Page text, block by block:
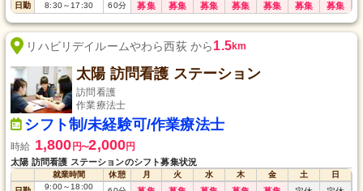
日勤
8:30～17:30 60分 募集 募集 募集 募集 募集 募集 募集
リハビリデイルームやわら西荻 から1.5km
太陽 訪問看護 ステーション
訪問看護
作業療法士
シフト制/未経験可/作業療法士
時給 1,800 円〜2,000円
太陽 訪問看護 ステーションのシフト募集状況
就業時間 休憩 月 火 水 木 金 土
日
9:00～18:00